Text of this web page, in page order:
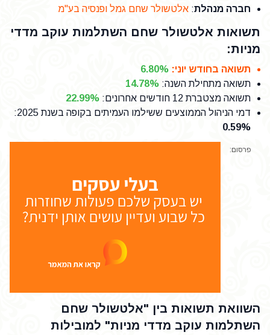
חברה מנהלת: אלטשולר שחם גמל ופנסיה בע"מ
תשואות אלטשולר שחם השתלמות עוקב מדדי
מניות:
תשואה בחודש יוני:
6.80%
תשואה מתחילת השנה:
14.78%
תשואה מצטברת 12 חודשים אחרונים
:
22.99%
דמי הניהול הממוצעים ששילמו העמיתים בקופה בשנת 2025
:
0.59%
פרסום:
השוואת תשואות בין "אלטשולר שחם
השתלמות עוקב מדדי מניות" למובילות